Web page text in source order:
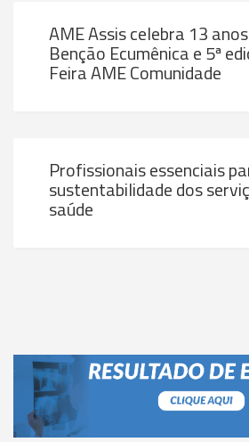
AME Assis celebra 13
Benção Ecumênica e 5ª
Feira AME Comunidade
Profissionais essenciais
sustentabilidade dos
saúde